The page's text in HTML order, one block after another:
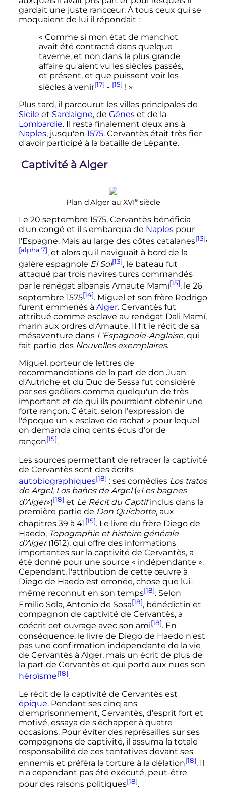
gardait une juste rancœur. À tous ceux qui se
moquaient de lui il répondait :
« Comme si mon état de manchot
avait été contracté dans quelque
taverne, et non dans la plus grande
affaire qu'aient vu les siècles passés,
et présent, et que puissent voir les
siècles à venir[17] - [15] ! »
Plus tard, il parcourut les villes principales de
Sicile et Sardaigne, de Gêneset de la
Lombardie. Il resta finalement deux ans à
Naples, jusqu'en 1575. Cervantès était très fier
d'avoir participé à la bataille de Lépante.
Captivité à Alger
Plan d'Alger au XVIe siècle
Le 20 septembre 1575, Cervantès bénéficia
d'un congé et il s'embarqua de Naplespour
l'Espagne. Mais au large des côtes catalanes[13],
[alpha 7], et alors qu'il naviguait à bord de la
galère espagnole El Sol[13], le bateau fut
attaqué par trois navires turcs commandés
par le renégat albanais Arnaute Mamí[15], le 26
septembre 1575[14]. Miguel et son frère Rodrigo
furent emmenés à Alger. Cervantès fut
attribué comme esclave au renégat Dali Mamí,
marin aux ordres d'Arnaute. Il fit le récit de sa
mésaventure dans L'Espagnole-Anglaise, qui
fait partie des Nouvelles exemplaires.
Miguel, porteur de lettres de
recommandations de la part de don Juan
d'Autriche et du Duc de Sessa fut considéré
par ses geôliers comme quelqu'un de très
important et de qui ils pourraient obtenir une
forte rançon. C'était, selon l'expression de
l'époque un « esclave de rachat » pour lequel
on demanda cinq cents écus d'or de
rançon[15].
Les sources permettant de retracer la captivité
de Cervantès sont des écrits
autobiographiques[18] : ses comédies Los tratos
de Argel, Los baños de Argel(«Les bagnes
d'Alger»)[18] et Le Récit du Captifinclus dans la
première partie de Don Quichotte, aux
chapitres 39 à 41[15]. Le livre du frère Diego de
Haedo, Topographie et histoire générale
d'Alger(1612), qui offre des informations
importantes sur la captivité de Cervantès, a
été donné pour une source « indépendante ».
Cependant, l'attribution de cette œuvre à
Diego de Haedo est erronée, chose que lui-
même reconnut en son temps[18]. Selon
Emilio Sola, Antonio de Sosa[18], bénédictin et
compagnon de captivité de Cervantès, a
coécrit cet ouvrage avec son ami[18]. En
conséquence, le livre de Diego de Haedo n'est
pas une confirmation indépendante de la vie
de Cervantès à Alger, mais un écrit de plus de
la part de Cervantès et qui porte aux nues son
héroïsme[18].
Le récit de la captivité de Cervantès est
épique. Pendant ses cinq ans
d'emprisonnement, Cervantès, d'esprit fort et
motivé, essaya de s'échapper à quatre
occasions. Pour éviter des représailles sur ses
compagnons de captivité, il assuma la totale
responsabilité de ces tentatives devant ses
ennemis et préféra la torture à la délation[18]. Il
n'a cependant pas été exécuté, peut-être
pour des raisons politiques[18].